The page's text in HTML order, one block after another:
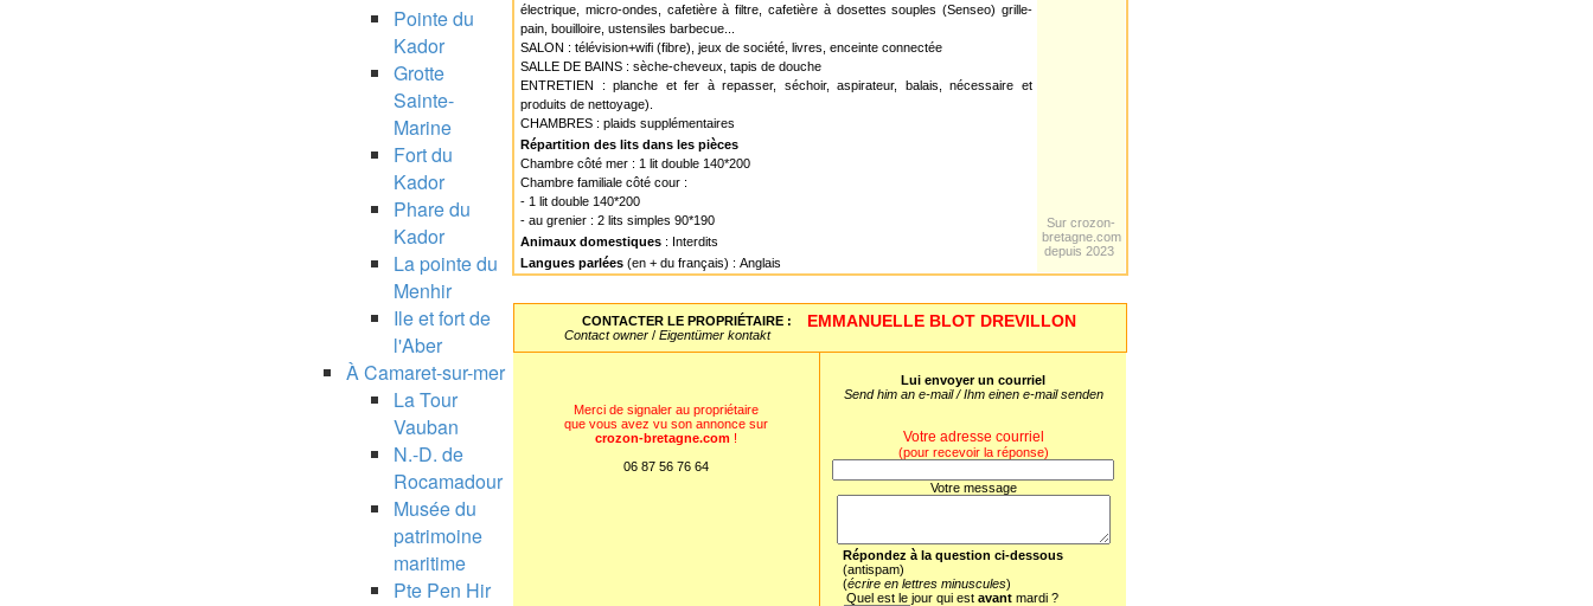
Pointe du
Kador
Grotte
Sainte-
Marine
Fort du
Kador
Phare du
Kador
La pointe du
Menhir
Ile et fort de
l'Aber
À Camaret-sur-mer
La Tour
Vauban
N.-D. de
Rocamadour
Musée du
patrimoine
maritime
Pte Pen Hir
électrique, micro-ondes, cafetière à filtre, cafetière à dosettes souples (Senseo) grille-
pain, bouilloire, ustensiles barbecue...
SALON : télévision+wifi (fibre), jeux de société, livres, enceinte connectée
SALLE DE BAINS : sèche-cheveux, tapis de douche
ENTRETIEN : planche et fer à repasser, séchoir, aspirateur, balais, nécessaire et
produits de nettoyage).
CHAMBRES : plaids supplémentaires
Répartition des lits dans les pièces
Chambre côté mer : 1 lit double 140*200
Chambre familiale côté cour :
- 1 lit double 140*200
- au grenier : 2 lits simples 90*190
Animaux domestiques : Interdits
Langues parlées (en + du français) : Anglais
Sur crozon-
bretagne.com
depuis 2023
CONTACTER LE PROPRIÉTAIRE :
Contact owner / Eigentümer kontakt
EMMANUELLE BLOT DREVILLON
Merci de signaler au propriétaire
que vous avez vu son annonce sur
crozon-bretagne.com !
06 87 56 76 64
Lui envoyer un courriel
Send him an e-mail / Ihm einen e-mail senden
Votre adresse courriel
(pour recevoir la réponse)
Votre message
Répondez à la question ci-dessous
(antispam)
(écrire en lettres minuscules)
Quel est le jour qui est avant mardi ?